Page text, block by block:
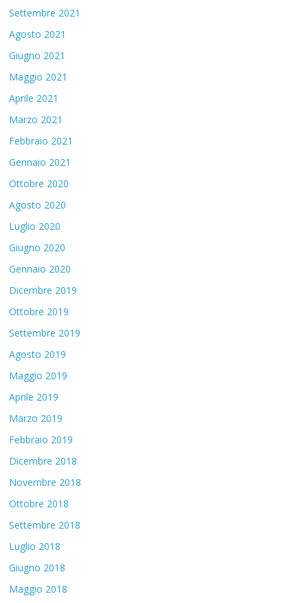
Settembre 2021
Agosto 2021
Giugno 2021
Maggio 2021
Aprile 2021
Marzo 2021
Febbraio 2021
Gennaio 2021
Ottobre 2020
Agosto 2020
Luglio 2020
Giugno 2020
Gennaio 2020
Dicembre 2019
Ottobre 2019
Settembre 2019
Agosto 2019
Maggio 2019
Aprile 2019
Marzo 2019
Febbraio 2019
Dicembre 2018
Novembre 2018
Ottobre 2018
Settembre 2018
Luglio 2018
Giugno 2018
Maggio 2018